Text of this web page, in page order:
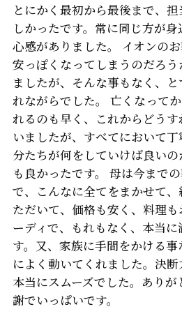
とにかく最初から最後まで、
しかったです。常に同じ方が
心感がありました。 イオンの
安っぽくなってしまうのだろ
ましたが、そんな事もなく、
れながらでした。 亡くなって
れるのも早く、これからどう
いましたが、すべてにおいて
分たちが何をしていけば良い
も良かったです。 母は今まで
で、こんなに全てをまかせて
ただいて、価格も安く、料理
ーディで、もれもなく、本当
す。又、家族に手間をかける
によく動いてくれました。決
本当にスムーズでした。あり
謝でいっぱいです。